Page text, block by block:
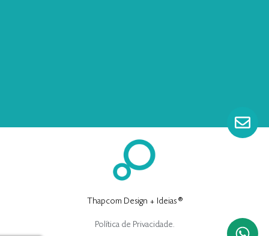
Thapcom Design + Ideias ®
Política de Privacidade.